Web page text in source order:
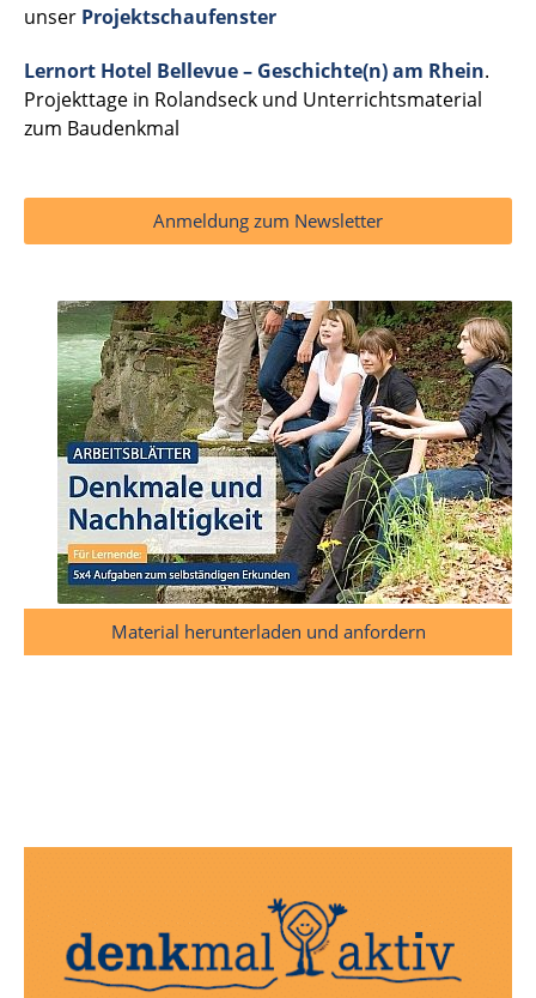
unser Projektschaufenster
Lernort Hotel Bellevue – Geschichte(n) am Rhein.
Projekttage in Rolandseck und Unterrichtsmaterial
zum Baudenkmal
Anmeldung zum Newsletter
Material herunterladen und anfordern